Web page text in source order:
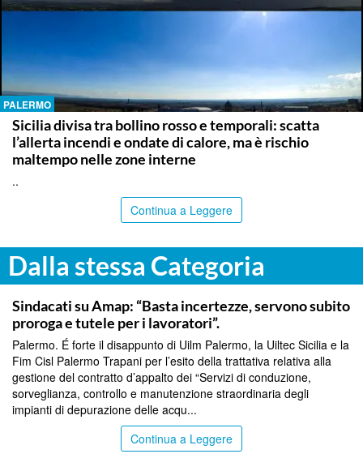
PALERMO
Sicilia divisa tra bollino rosso e temporali: scatta
l’allerta incendi e ondate di calore, ma è rischio
maltempo nelle zone interne
..
Continua a Leggere
Dalla stessa Categoria
COMMUNITY
Sindacati su Amap: “Basta incertezze, servono subito
proroga e tutele per i lavoratori”.
Palermo. É forte il disappunto di Uilm Palermo, la Uiltec Sicilia e la
Fim Cisl Palermo Trapani per l’esito della trattativa relativa alla
gestione del contratto d’appalto dei “Servizi di conduzione,
sorveglianza, controllo e manutenzione straordinaria degli
impianti di depurazione delle acqu...
Continua a Leggere